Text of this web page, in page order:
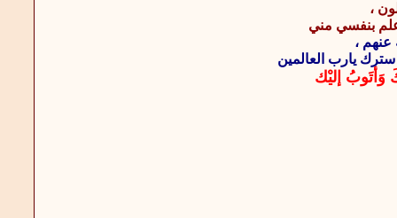
،
بنفسي مني
عنهم ،
يارب العالمين
وَأتَوبُ إليْك